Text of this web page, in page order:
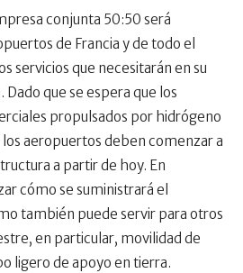
conjunta 50:50 será
de Francia y de todo el
servicios que necesitarán en su
que se espera que los
propulsados ​​​​por hidrógeno
aeropuertos deben comenzar a
a partir de hoy. En
cómo se suministrará el
también puede servir para otros
en particular, movilidad de
ligero de apoyo en tierra.